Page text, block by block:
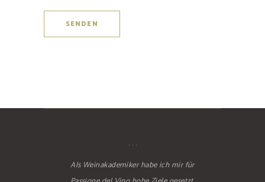
. . .
Als Weinakademiker habe ich mir für